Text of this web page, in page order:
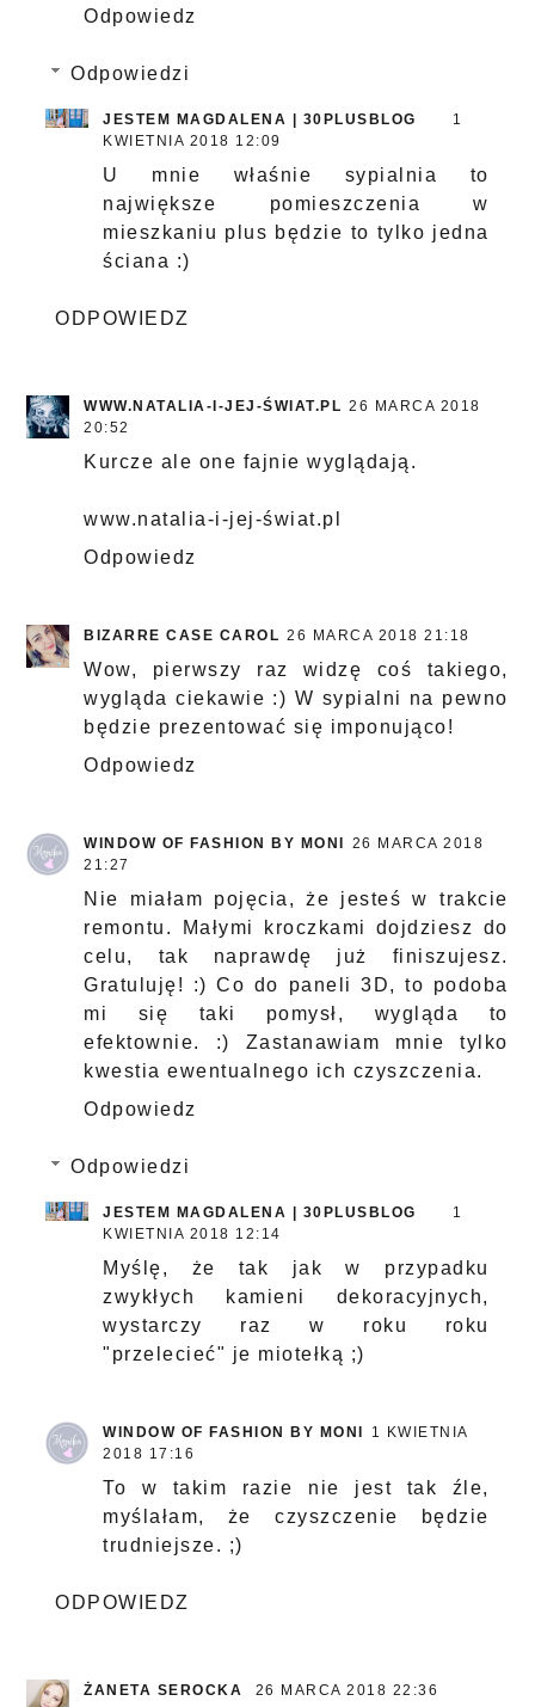
Odpowiedz
Odpowiedzi
JESTEM MAGDALENA | 30PLUSBLOG
1
KWIETNIA 2018 12:09
U mnie właśnie sypialnia to
największe pomieszczenia w
mieszkaniu plus będzie to tylko jedna
ściana :)
ODPOWIEDZ
WWW.NATALIA-I-JEJ-ŚWIAT.PL 26 MARCA 2018
20:52
Kurcze ale one fajnie wyglądają.
www.natalia-i-jej-świat.pl
Odpowiedz
BIZARRE CASE CAROL 26 MARCA 2018 21:18
Wow, pierwszy raz widzę coś takiego,
wygląda ciekawie :) W sypialni na pewno
będzie prezentować się imponująco!
Odpowiedz
WINDOW OF FASHION BY MONI 26 MARCA 2018
21:27
Nie miałam pojęcia, że jesteś w trakcie
remontu. Małymi kroczkami dojdziesz do
celu, tak naprawdę już finiszujesz.
Gratuluję! :) Co do paneli 3D, to podoba
mi się taki pomysł, wygląda to
efektownie. :) Zastanawiam mnie tylko
kwestia ewentualnego ich czyszczenia.
Odpowiedz
Odpowiedzi
JESTEM MAGDALENA | 30PLUSBLOG
1
KWIETNIA 2018 12:14
Myślę, że tak jak w przypadku
zwykłych kamieni dekoracyjnych,
wystarczy raz w roku roku
"przelecieć" je miotełką ;)
WINDOW OF FASHION BY MONI
1 KWIETNIA
2018 17:16
To w takim razie nie jest tak źle,
myślałam, że czyszczenie będzie
trudniejsze. ;)
ODPOWIEDZ
ŻANETA SEROCKA 26 MARCA 2018 22:36